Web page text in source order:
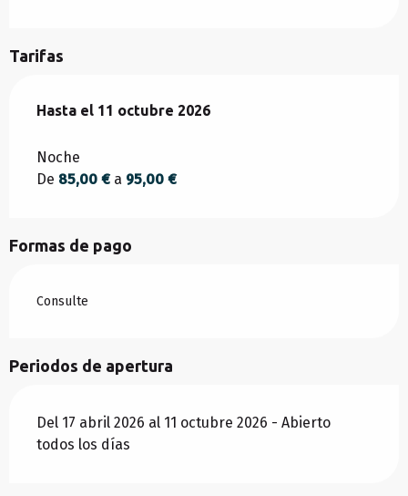
Tarifas
Desde 17 abril 2026 hasta
Hasta el 11 octubre 2026
Noche
De 85,00 €a 95,00 €
Formas de pago
Consulte
Periodos de apertura
Del 17 abril 2026 al 11 octubre 2026 - Abierto
todos los días